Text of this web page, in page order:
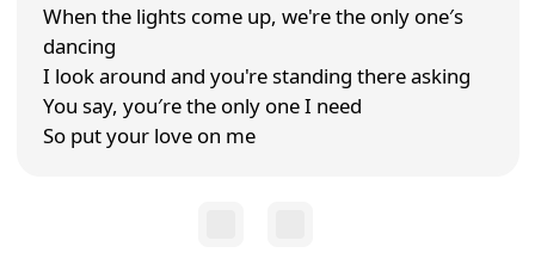
When the lights come up, we're the only one′s
dancing
I look around and you're standing there asking
You say, you′re the only one I need
So put your love on me